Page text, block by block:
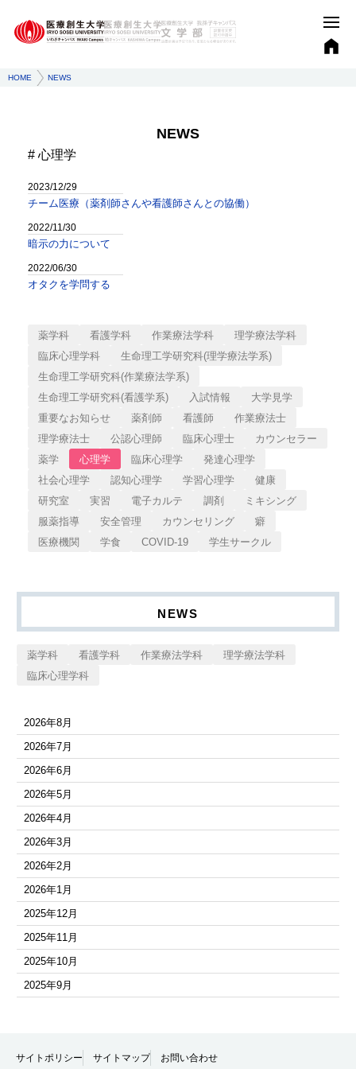
HOME NEWS
NEWS
心理学
2023/12/29
チーム医療（薬剤師さんや看護師さんとの協働）
2022/11/30
暗示の力について
2022/06/30
オタクを学問する
薬学科 看護学科 作業療法学科
理学療法学科
臨床心理学科
生命理工学研究科(理学療法学系)
生命理工学研究科(作業療法学系)
生命理工学研究科(看護学系)
入試情報
大学見学
重要なお知らせ
薬剤師 看護師
作業療法士
理学療法士
公認心理師 臨床心理士
カウンセラー
薬学
心理学 臨床心理学
発達心理学
社会心理学
認知心理学 学習心理学
健康
研究室
実習 電子カルテ 調剤
ミキシング
服薬指導
安全管理 カウンセリング
癖
医療機関
学食 COVID-19 学生サークル
NEWS
薬学科 看護学科 作業療法学科
理学療法学科
臨床心理学科
2026年8月
2026年7月
2026年6月
2026年5月
2026年4月
2026年3月
2026年2月
2026年1月
2025年12月
2025年11月
2025年10月
2025年9月
2025年6月
サイトポリシー サイトマップ お問い合わせ